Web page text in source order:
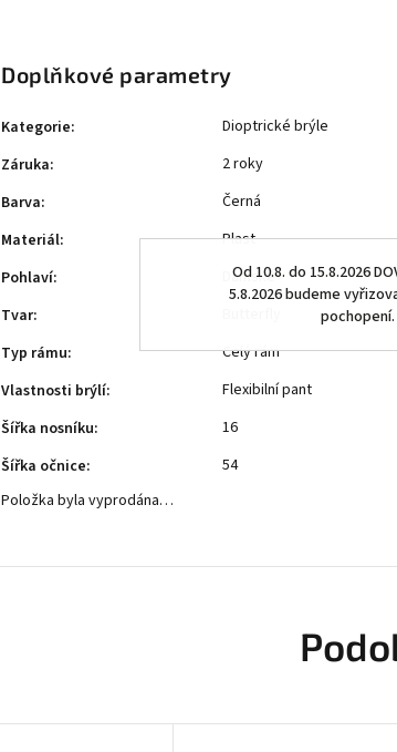
Od 10.8. do 15.8.2026
5.8.2026 budeme
pochopení.
Doplňkové parametry
Kategorie:
Dioptrické brýle
Záruka:
2 roky
Barva:
Černá
Materiál:
Plast
Pohlaví:
Dámské
Tvar:
Typ rámu:
Celý rám
Vlastnosti brýlí:
Flexibilní pant
Šířka nosníku:
16
Šířka očnice:
54
Položka byla vyprodána…